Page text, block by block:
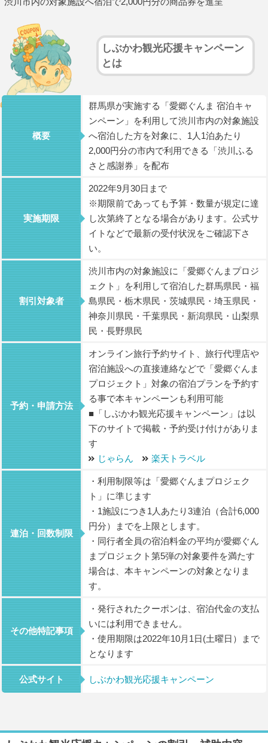
しぶかわ観光応援キャンペーン
とは
概要
群馬県が実施する「愛郷ぐんま 宿泊キャ
ンペーン」を利用して渋川市内の対象施設
へ宿泊した方を対象に、1人1泊あたり
2,000円分の市内で利用できる「渋川ふる
さと感謝券」を配布
実施期限
2022年9月30日まで
※期限前であっても予算・数量が規定に達
し次第終了となる場合があります。公式サ
イトなどで最新の受付状況をご確認下さ
い。
割引対象者
渋川市内の対象施設に「愛郷ぐんまプロジ
ェクト」を利用して宿泊した群馬県民・福
島県民・栃木県民・茨城県民・埼玉県民・
神奈川県民・千葉県民・新潟県民・山梨県
民・長野県民
予約・申請方法
オンライン旅行予約サイト、旅行代理店や
宿泊施設への直接連絡などで「愛郷ぐんま
プロジェクト」対象の宿泊プランを予約す
る事で本キャンペーンも利用可能
■「しぶかわ観光応援キャンペーン」は以
下のサイトで掲載・予約受け付けがありま
す
じゃらん
楽天トラベル
連泊・回数制限
・利用制限等は「愛郷ぐんまプロジェク
ト」に準じます
・1施設につき1人あたり3連泊（合計6,000
円分）までを上限とします。
・同行者全員の宿泊料金の平均が愛郷ぐん
まプロジェクト第5弾の対象要件を満たす
場合は、本キャンペーンの対象となりま
す。
その他特記事項
・発行されたクーポンは、宿泊代金の支払
いには利用できません。
・使用期限は2022年10月1日(土曜日）まで
となります
公式サイト しぶかわ観光応援キャンペーン